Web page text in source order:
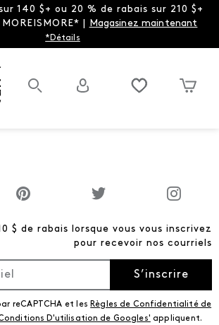
140 $+ ou 20 % de rabais sur 210 $+
| Magasinez maintenant
*Détails
$ de rabais lorsque vous vous inscrivez
pour recevoir nos courriels
S’inscrire
reCAPTCHA et les Règles de Confidentialité de
D'utilisation de Googles' appliquent.